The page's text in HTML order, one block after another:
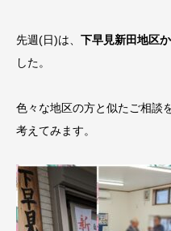
先週(日)は、 下早見新田地区
した。
色々な地区の方と似たご相談
考えてみます。